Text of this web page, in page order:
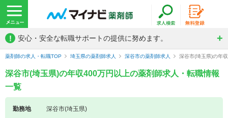
! 安心・安全な転職サポートの提供に努めます。
薬剤師の求人・転職TOP 埼玉県の薬剤師求人 深谷市の薬剤師求人 深谷市(埼玉県)の年
深谷市(埼玉県)の年収400万円以上の薬剤師求人・転職情報
一覧
勤務地
深谷市(埼玉県)